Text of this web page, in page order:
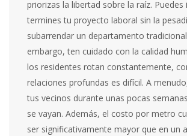
priorizas la libertad sobre la raíz. Puedes
termines tu proyecto laboral sin la
subarrendar un departamento
embargo, ten cuidado con la calidad
los residentes rotan constantemente,
relaciones profundas es difícil. A
tus vecinos durante unas pocas
se vayan. Además, el costo por metro
ser significativamente mayor que en un